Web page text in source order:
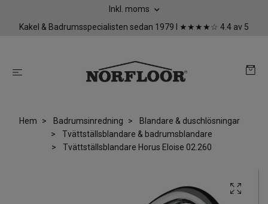
Inkl. moms
Kakel & Badrumsspecialisten sedan 1979 I ★★★★☆ 4.4 av 5
Hem Badrumsinredning
Blandare & duschlösningar
Tvättställsblandare & badrumsblandare
Tvättställsblandare Horus Eloise 02.260